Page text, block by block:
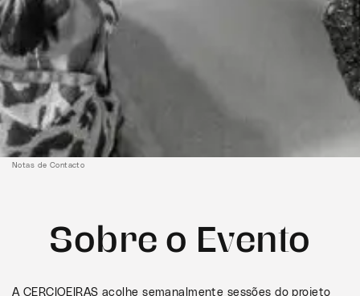
Notas de Contacto
Sobre o Evento
A CERCIOEIRAS acolhe semanalmente sessões do projeto